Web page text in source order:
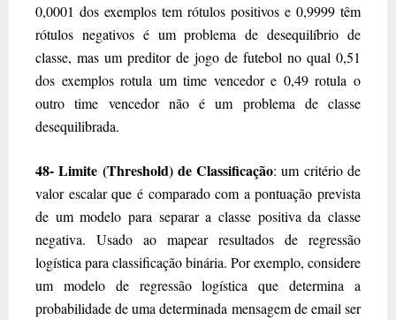
0,0001 dos exemplos tem rótulos positivos e 0,9999 têm
rótulos negativos é um problema de desequilíbrio de
classe, mas um preditor de jogo de futebol no qual 0,51
dos exemplos rotula um time vencedor e 0,49 rotula o
outro time vencedor não é um problema de classe
desequilibrada.
48- Limite (Threshold) de Classificação: um critério de
valor escalar que é comparado com a pontuação prevista
de um modelo para separar a classe positiva da classe
negativa. Usado ao mapear resultados de regressão
logística para classificação binária. Por exemplo, considere
um modelo de regressão logística que determina a
probabilidade de uma determinada mensagem de email ser